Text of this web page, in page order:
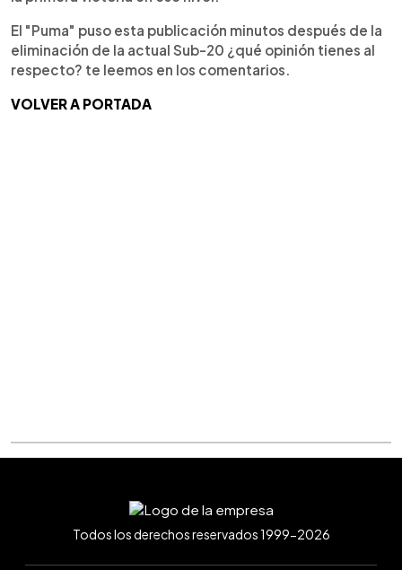
El "Puma" puso esta publicación minutos después de la
eliminación de la actual Sub-20 ¿qué opinión tienes al
respecto? te leemos en los comentarios.
VOLVER A PORTADA
Todos los derechos reservados 1999-2026